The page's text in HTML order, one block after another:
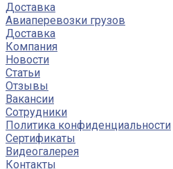
Доставка
Авиаперевозки грузов
Доставка
Компания
Новости
Статьи
Отзывы
Вакансии
Сотрудники
Политика конфиденциальности
Сертификаты
Видеогалерея
Контакты